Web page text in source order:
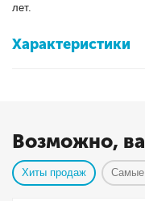
лет.
Характеристики
Возможно,
Хиты продаж Самые